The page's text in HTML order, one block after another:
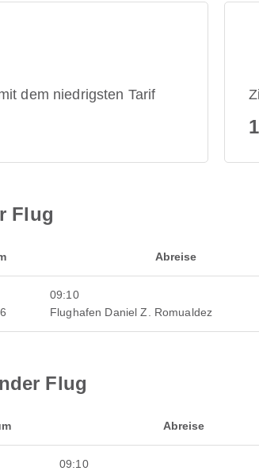
dem niedrigsten Tarif
1
Flug
Abreise
09:10
Flughafen Daniel Z. Romualdez
Flug
Abreise
09:10